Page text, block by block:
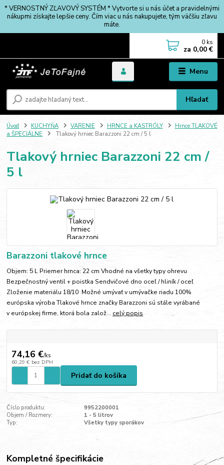
* VERNOSTNÝ ZĽAVOVÝ SYSTÉM * Vytvorte si u nás účet a pravidelnými
nákupmi získajte lepšie ceny. Čím viac u nás nakupujete, tým väčšiu zľavu
máte.
Menu
Hľadať
0 ks
za 0,00 €
Úvod KUCHYŇA VARENIE HRNCE a KASTRÓLY
Hrnce TLAKOVÉ
a ŠPECIÁLNE
Tlakový hrniec Barazzoni 22 cm / 5 l
Tlakový hrniec Barazzoni 22 cm /
5 l
Barazzoni tlakové hrnce
Objem: 5 L Priemer hrnca: 22 cm Vhodné na všetky typy ohrevu
Bezpečnostný ventil + poistka Sendvičové dno oceľ / hliník / oceľ
Zloženie materiálu 18/10 Možné umývať v umývačke riadu 100%
európska výroba Tlakové hrnce značky Barazzoni sú stále vyrábané
v európskej firme, ktorá bola založ... celý popis
74,16 €/ks
60,29 € bez DPH
Pridať do košíka
Číslo produktu:
9952200001
Objem / Rozmery:
1 - 5 litrov
Typ:
Všetky typy sporákov
Kompletné špecifikácie